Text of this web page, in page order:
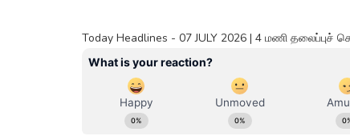
Today Headlines - 07 JULY 2026 | 4 மணி தலைப்புச்